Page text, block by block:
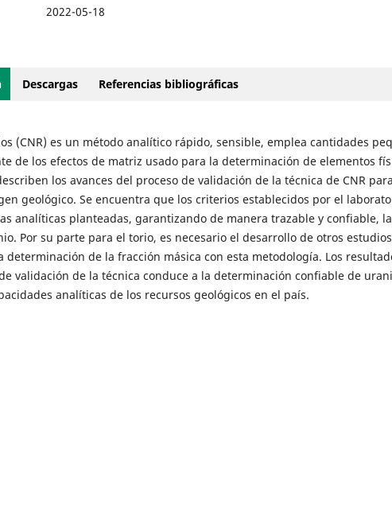
2022-05-18
Descargas Referencias bibliográficas
(CNR) es un método analítico rápido, sensible, emplea cantidades
de los efectos de matriz usado para la determinación de elementos
los avances del proceso de validación de la técnica de CNR
geológico. Se encuentra que los criterios establecidos por el
analíticas planteadas, garantizando de manera trazable y confiable, la
Por su parte para el torio, es necesario el desarrollo de otros
de la fracción másica con esta metodología. Los
validación de la técnica conduce a la determinación confiable de
analíticas de los recursos geológicos en el país.